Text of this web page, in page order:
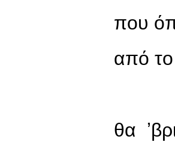
που
από το
θα